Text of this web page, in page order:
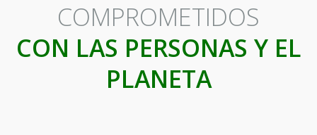
COMPROMETIDOS
CON LAS PERSONAS Y EL
PLANETA